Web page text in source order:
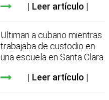
Leer artículo
Ultiman a cubano mientras
trabajaba de custodio en
una escuela en Santa Clara
Leer artículo